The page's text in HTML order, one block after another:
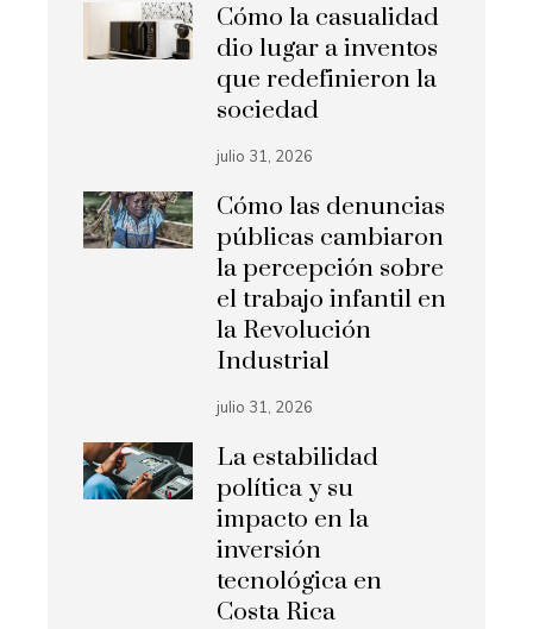
Cómo la casualidad
dio lugar a inventos
que redefinieron la
sociedad
julio 31, 2026
Cómo las denuncias
públicas cambiaron
la percepción sobre
el trabajo infantil en
la Revolución
Industrial
julio 31, 2026
La estabilidad
política y su
impacto en la
inversión
tecnológica en
Costa Rica